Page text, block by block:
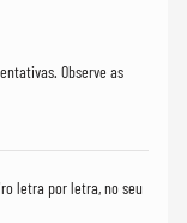
Observe as
letra por letra, no seu